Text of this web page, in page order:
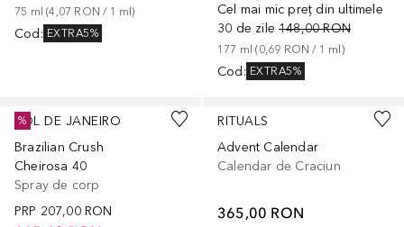
75 ml (4,07 RON / 1 ml)
Cod : EXTRA5%
Cel mai mic preț din ultimele
30 de zile 148,00 RON
177 ml (0,69 RON / 1 ml)
Cod : EXTRA5%
SOL DE JANEIRO
Brazilian Crush
Cheirosa 40
Spray de corp
PRP 207,00 RON
%
RITUALS
Advent Calendar
Calendar de Craciun
365,00 RON